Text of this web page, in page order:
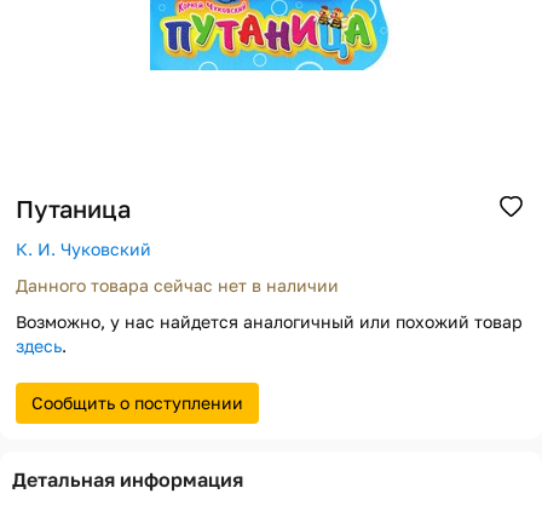
Путаница
К. И. Чуковский
Данного товара сейчас нет в наличии
Возможно, у нас найдется аналогичный или похожий товар
здесь.
Сообщить о поступлении
Детальная информация
Способы доставки
Способы оплаты